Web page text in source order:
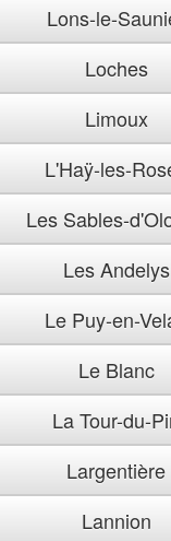
Lons-le-
Loches
Limoux
L'Haÿ-les-
Les Sables-
Les Andelys
Le Puy-en-
Le Blanc
La Tour-du-
Largentière
Lannion